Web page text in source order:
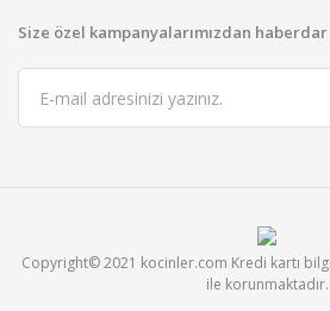
Size özel kampanyalarımızdan
Copyright© 2021 kocinler.com Kredi kartı
ile korunmaktadır.